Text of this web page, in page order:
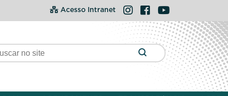
Acesso Intranet Instagram
FacebookYouTube